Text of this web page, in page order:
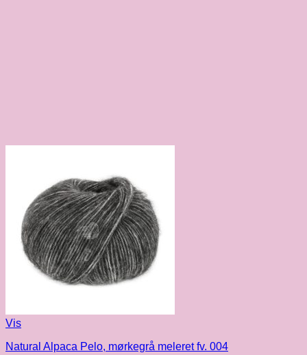
Vis
Natural Alpaca Pelo, mørkegrå meleret fv. 004